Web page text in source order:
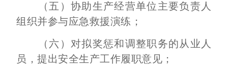
（五）协助生产经营单位主要负责人
组织并参与应急救援演练；
（六）对拟奖惩和调整职务的从业人
员，提出安全生产工作履职意见；